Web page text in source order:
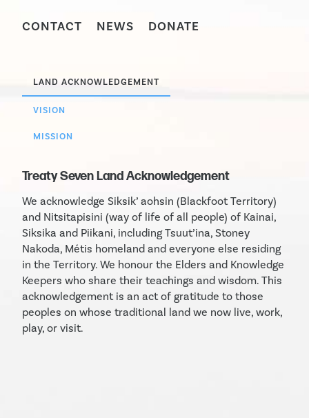
CONTACT NEWS DONATE
LAND ACKNOWLEDGEMENT
VISION
MISSION
Treaty Seven Land Acknowledgement
We acknowledge Siksik’ aohsin (Blackfoot Territory)
and Nitsitapisini (way of life of all people) of Kainai,
Siksika and Piikani, including Tsuut’ina, Stoney
Nakoda, Métis homeland and everyone else residing
in the Territory. We honour the Elders and Knowledge
Keepers who share their teachings and wisdom. This
acknowledgement is an act of gratitude to those
peoples on whose traditional land we now live, work,
play, or visit.